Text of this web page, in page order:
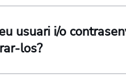
usuari i/o
los?